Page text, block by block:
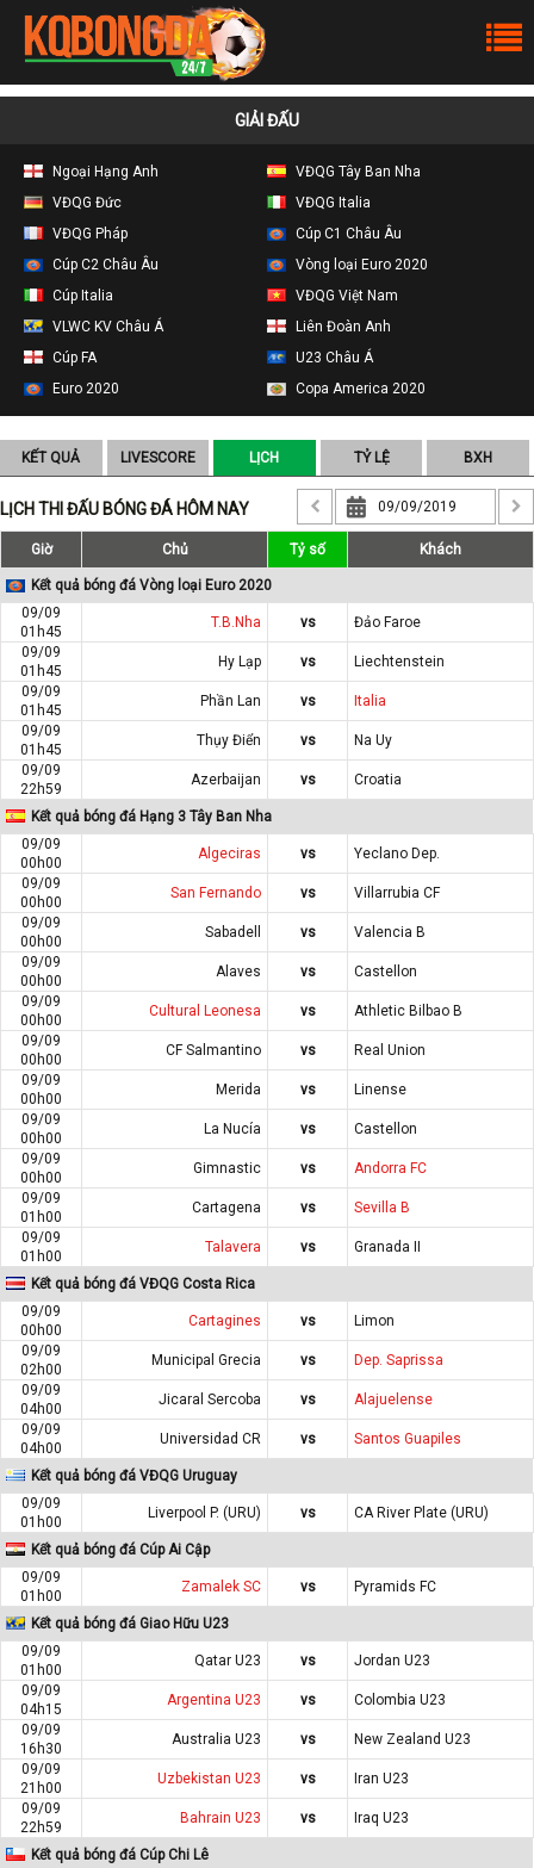
GIẢI ĐẤU
Ngoại Hạng Anh
VĐQG Tây Ban Nha
VĐQG Đức
VĐQG Italia
VĐQG Pháp
Cúp C1 Châu Âu
Cúp C2 Châu Âu
Vòng loại Euro 2020
Cúp Italia
VĐQG Việt Nam
VLWC KV Châu Á
Liên Đoàn Anh
Cúp FA
U23 Châu Á
Euro 2020
Copa America 2020
KẾT QUẢ LIVESCORE LỊCH TỶ LỆ BXH
LỊCH THI ĐẤU BÓNG ĐÁ HÔM NAY
Giờ Chủ Tỷ số Khách
Kết quả bóng đá Vòng loại Euro 2020
09/09
01h45
T.B.Nha vs
Đảo Faroe
09/09
01h45
Hy Lạp vs
Liechtenstein
09/09
01h45
Phần Lan vs
Italia
09/09
01h45
Thụy Điển vs
Na Uy
09/09
22h59
Azerbaijan vs Croatia
Kết quả bóng đá Hạng 3 Tây Ban Nha
09/09
00h00
Algeciras vs
Yeclano Dep.
09/09
00h00
San Fernando vs
Villarrubia CF
09/09
00h00
Sabadell vs
Valencia B
09/09
00h00
Alaves vs
Castellon
09/09
00h00
Cultural Leonesa vs
Athletic Bilbao B
09/09
00h00
CF Salmantino vs
Real Union
09/09
00h00
Merida vs
Linense
09/09
00h00
La Nucía vs
Castellon
09/09
00h00
Gimnastic vs
Andorra FC
09/09
01h00
Cartagena vs
Sevilla B
09/09
01h00
Talavera vs Granada II
Kết quả bóng đá VĐQG Costa Rica
09/09
00h00
Cartagines vs
Limon
09/09
02h00
Municipal Grecia vs
Dep. Saprissa
09/09
04h00
Jicaral Sercoba vs
Alajuelense
09/09
04h00
Universidad CR vs Santos Guapiles
Kết quả bóng đá VĐQG Uruguay
09/09
01h00
Liverpool P. (URU) vs CA River Plate (URU)
Kết quả bóng đá Cúp Ai Cập
09/09
01h00
Zamalek SC vs Pyramids FC
Kết quả bóng đá Giao Hữu U23
09/09
01h00
Qatar U23 vs
Jordan U23
09/09
04h15
Argentina U23 vs
Colombia U23
09/09
16h30
Australia U23 vs
New Zealand U23
09/09
21h00
Uzbekistan U23 vs
Iran U23
09/09
22h59
Bahrain U23 vs Iraq U23
Kết quả bóng đá Cúp Chi Lê